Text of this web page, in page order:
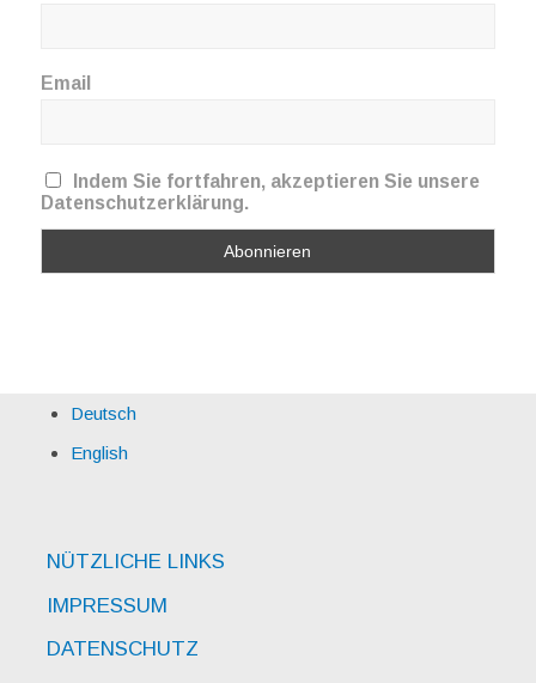
Email
Indem Sie fortfahren, akzeptieren Sie unsere
Datenschutzerklärung.
Deutsch
English
NÜTZLICHE LINKS
IMPRESSUM
DATENSCHUTZ